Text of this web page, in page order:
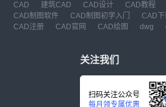
CAD
建筑CAD CAD设计 CAD教程
CAD制图软件
CAD制图初学入门 CAD
CAD注册
CAD官网 CAD绘图 dwg
关注我们
扫码关注公众号
每月领专属优惠